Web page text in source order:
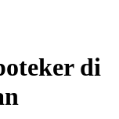
di